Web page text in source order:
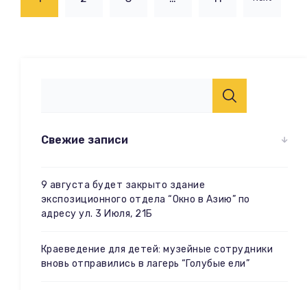
Свежие записи
9 августа будет закрыто здание
экспозиционного отдела “Окно в Азию” по
адресу ул. 3 Июля, 21Б
Краеведение для детей: музейные сотрудники
вновь отправились в лагерь “Голубые ели”